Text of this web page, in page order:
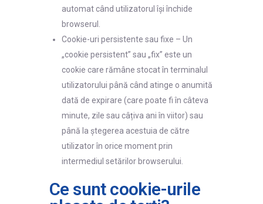
automat când utilizatorul își închide
browserul.
Cookie-uri persistente sau fixe – Un
„cookie persistent” sau „fix” este un
cookie care rămâne stocat în terminalul
utilizatorului până când atinge o anumită
dată de expirare (care poate fi în câteva
minute, zile sau câțiva ani în viitor) sau
până la ștegerea acestuia de către
utilizator în orice moment prin
intermediul setărilor browserului.
Ce sunt cookie-urile